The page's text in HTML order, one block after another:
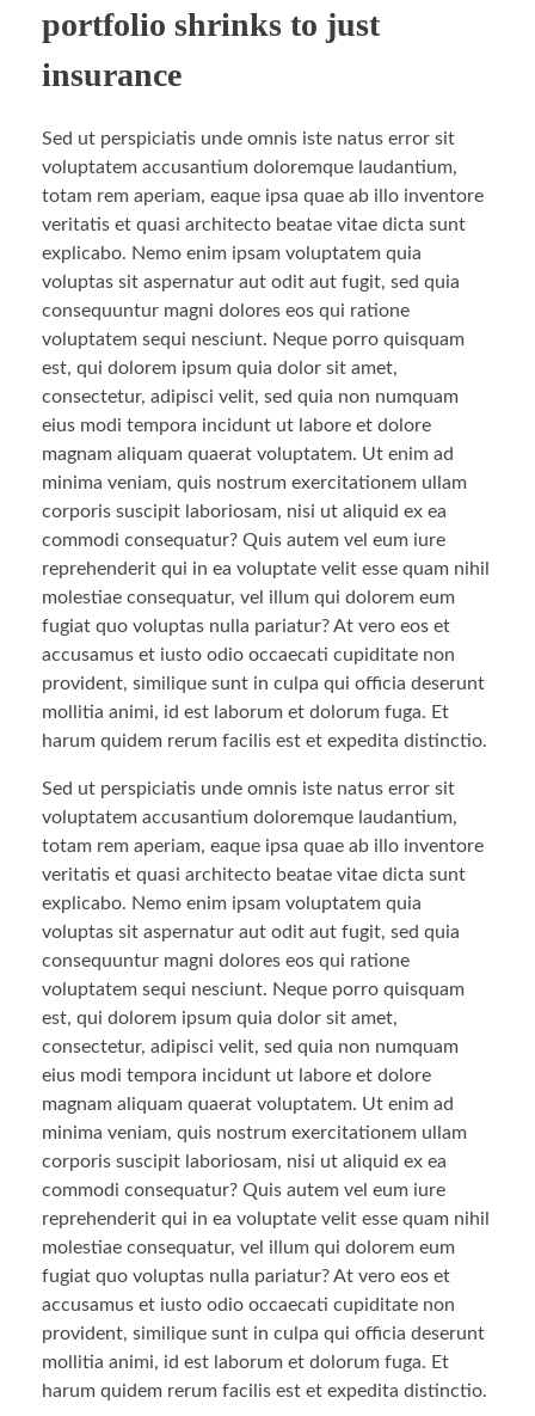
portfolio shrinks to just
insurance
Sed ut perspiciatis unde omnis iste natus error sit
voluptatem accusantium doloremque laudantium,
totam rem aperiam, eaque ipsa quae ab illo inventore
veritatis et quasi architecto beatae vitae dicta sunt
explicabo. Nemo enim ipsam voluptatem quia
voluptas sit aspernatur aut odit aut fugit, sed quia
consequuntur magni dolores eos qui ratione
voluptatem sequi nesciunt. Neque porro quisquam
est, qui dolorem ipsum quia dolor sit amet,
consectetur, adipisci velit, sed quia non numquam
eius modi tempora incidunt ut labore et dolore
magnam aliquam quaerat voluptatem. Ut enim ad
minima veniam, quis nostrum exercitationem ullam
corporis suscipit laboriosam, nisi ut aliquid ex ea
commodi consequatur? Quis autem vel eum iure
reprehenderit qui in ea voluptate velit esse quam nihil
molestiae consequatur, vel illum qui dolorem eum
fugiat quo voluptas nulla pariatur? At vero eos et
accusamus et iusto odio occaecati cupiditate non
provident, similique sunt in culpa qui officia deserunt
mollitia animi, id est laborum et dolorum fuga. Et
harum quidem rerum facilis est et expedita distinctio.
Sed ut perspiciatis unde omnis iste natus error sit
voluptatem accusantium doloremque laudantium,
totam rem aperiam, eaque ipsa quae ab illo inventore
veritatis et quasi architecto beatae vitae dicta sunt
explicabo. Nemo enim ipsam voluptatem quia
voluptas sit aspernatur aut odit aut fugit, sed quia
consequuntur magni dolores eos qui ratione
voluptatem sequi nesciunt. Neque porro quisquam
est, qui dolorem ipsum quia dolor sit amet,
consectetur, adipisci velit, sed quia non numquam
eius modi tempora incidunt ut labore et dolore
magnam aliquam quaerat voluptatem. Ut enim ad
minima veniam, quis nostrum exercitationem ullam
corporis suscipit laboriosam, nisi ut aliquid ex ea
commodi consequatur? Quis autem vel eum iure
reprehenderit qui in ea voluptate velit esse quam nihil
molestiae consequatur, vel illum qui dolorem eum
fugiat quo voluptas nulla pariatur? At vero eos et
accusamus et iusto odio occaecati cupiditate non
provident, similique sunt in culpa qui officia deserunt
mollitia animi, id est laborum et dolorum fuga. Et
harum quidem rerum facilis est et expedita distinctio.